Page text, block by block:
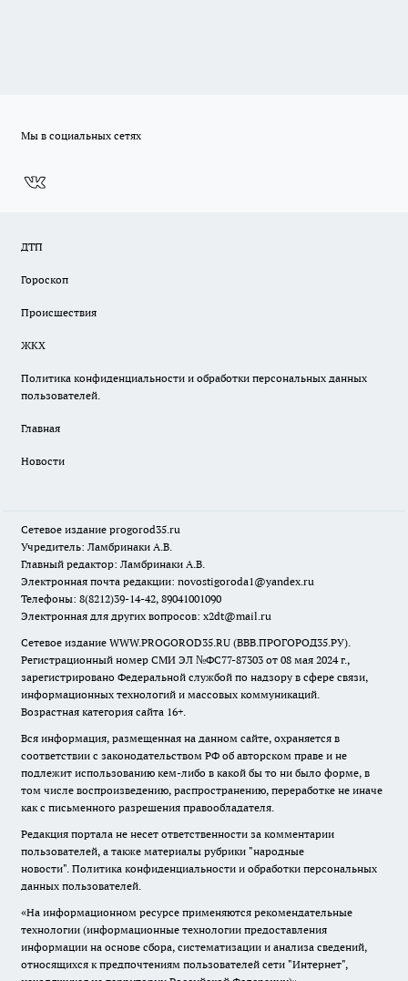
Мы в социальных сетях
ДТП
Гороскоп
Происшествия
ЖКХ
Политика конфиденциальности и обработки персональных данных
пользователей.
Главная
Новости
Сетевое издание progorod35.ru
Учредитель: Ламбринаки А.В.
Главный редактор: Ламбринаки А.В.
Электронная почта редакции: novostigoroda1@yandex.ru
Телефоны: 8(8212)39-14-42, 89041001090
Электронная для других вопросов: x2dt@mail.ru
Сетевое издание WWW.PROGOROD35.RU (ВВВ.ПРОГОРОД35.РУ).
Регистрационный номер СМИ ЭЛ №ФС77-87303 от 08 мая 2024 г.,
зарегистрировано Федеральной службой по надзору в сфере связи,
информационных технологий и массовых коммуникаций.
Возрастная категория сайта 16+.
Вся информация, размещенная на данном сайте, охраняется в
соответствии с законодательством РФ об авторском праве и не
подлежит использованию кем-либо в какой бы то ни было форме, в
том числе воспроизведению, распространению, переработке не иначе
как с письменного разрешения правообладателя.
Редакция портала не несет ответственности за комментарии
пользователей, а также материалы рубрики "народные
новости". Политика конфиденциальности и обработки персональных
данных пользователей.
«На информационном ресурсе применяются рекомендательные
технологии (информационные технологии предоставления
информации на основе сбора, систематизации и анализа сведений,
относящихся к предпочтениям пользователей сети "Интернет",